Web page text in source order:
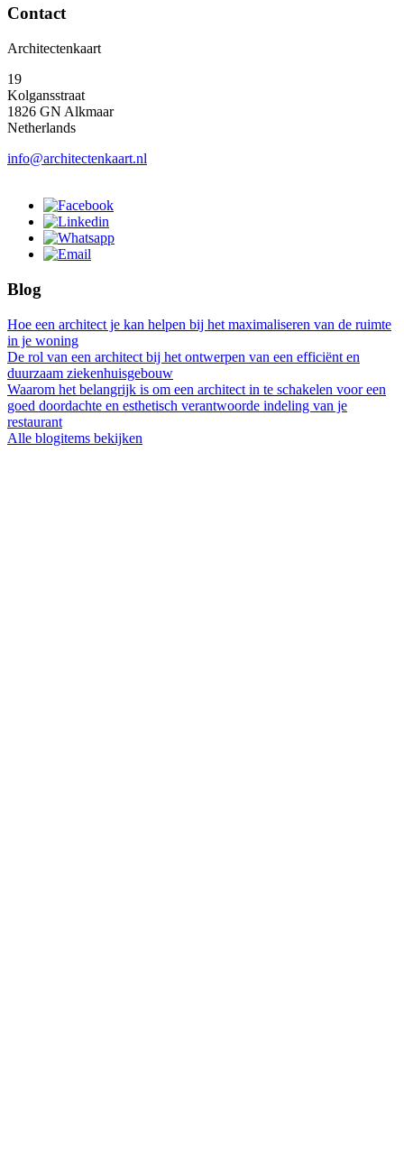
Contact
Architectenkaart
19
Kolgansstraat
1826 GN Alkmaar
Netherlands
info@architectenkaart.nl
Blog
Hoe een architect je kan helpen bij het maximaliseren van de ruimte
in je woning
De rol van een architect bij het ontwerpen van een efficiënt en
duurzaam ziekenhuisgebouw
Waarom het belangrijk is om een architect in te schakelen voor een
goed doordachte en esthetisch verantwoorde indeling van je
restaurant
Alle blogitems bekijken